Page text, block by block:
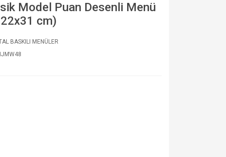
Model Puan Desenli Menü
cm)
BASKILI MENÜLER